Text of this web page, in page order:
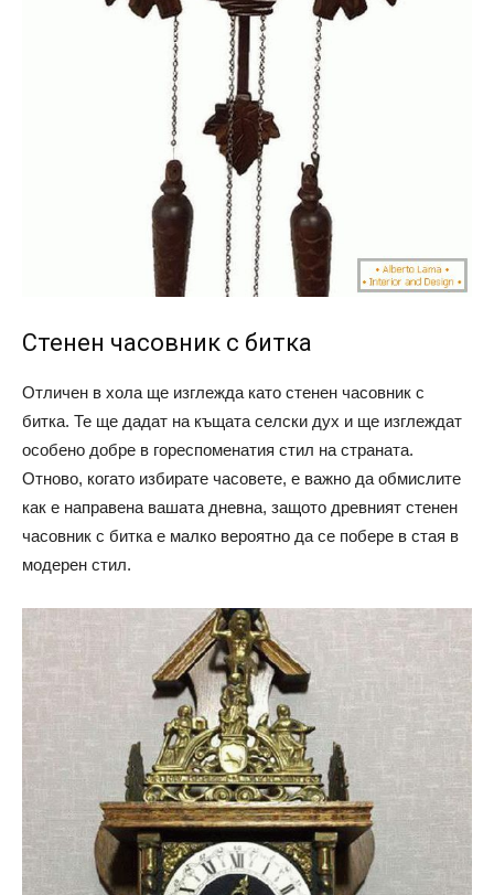
Стенен часовник с битка
Отличен в хола ще изглежда като стенен часовник с
битка. Те ще дадат на къщата селски дух и ще изглеждат
особено добре в гореспоменатия стил на страната.
Отново, когато избирате часовете, е важно да обмислите
как е направена вашата дневна, защото древният стенен
часовник с битка е малко вероятно да се побере в стая в
модерен стил.